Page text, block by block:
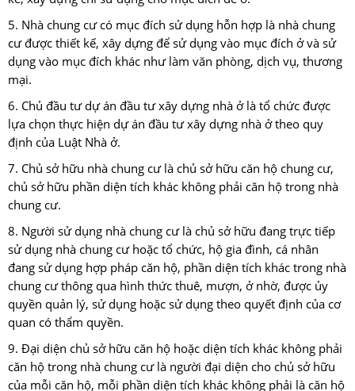
5. Nhà chung cư có mục đích sử dụng hỗn hợp là nhà chung
cư được thiết kế, xây dựng để sử dụng vào mục đích ở và sử
dụng vào mục đích khác như làm văn phòng, dịch vụ, thương
mại.
6. Chủ đầu tư dự án đầu tư xây dựng nhà ở là tổ chức được
lựa chọn thực hiện dự án đầu tư xây dựng nhà ở theo quy
định của Luật Nhà ở.
7. Chủ sở hữu nhà chung cư là chủ sở hữu căn hộ chung cư,
chủ sở hữu phần diện tích khác không phải căn hộ trong nhà
chung cư.
8. Người sử dụng nhà chung cư là chủ sở hữu đang trực tiếp
sử dụng nhà chung cư hoặc tổ chức, hộ gia đình, cá nhân
đang sử dụng hợp pháp căn hộ, phần diện tích khác trong nhà
chung cư thông qua hình thức thuê, mượn, ở nhờ, được ủy
quyền quản lý, sử dụng hoặc sử dụng theo quyết định của cơ
quan có thẩm quyền.
9. Đại diện chủ sở hữu căn hộ hoặc diện tích khác không phải
căn hộ trong nhà chung cư là người đại diện cho chủ sở hữu
của mỗi căn hộ, mỗi phần diện tích khác không phải là căn hộ